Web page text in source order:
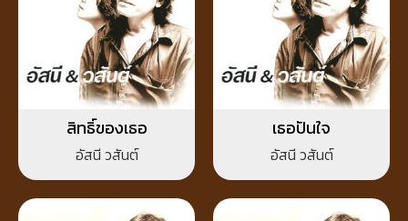
สิทธิ์ของเธอ
อัสนี วสันต์
เธอปันใจ
อัสนี วสันต์